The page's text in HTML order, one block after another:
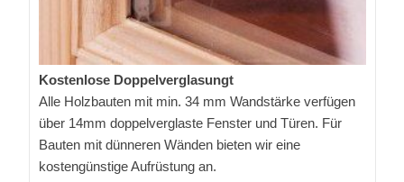
Kostenlose Doppelverglasungt
Alle Holzbauten mit min. 34 mm Wandstärke verfügen
über 14mm doppelverglaste Fenster und Türen. Für
Bauten mit dünneren Wänden bieten wir eine
kostengünstige Aufrüstung an.